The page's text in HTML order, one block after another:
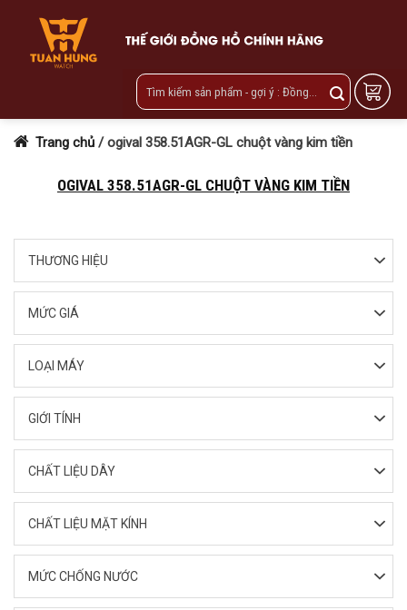
content
Trang chủ /ogival 358.51AGR-GL chuột vàng kim tiền
OGIVAL 358.51AGR-GL CHUỘT VÀNG KIM TIỀN
THƯƠNG HIỆU
MỨC GIÁ
LOẠI MÁY
GIỚI TÍNH
CHẤT LIỆU DÂY
CHẤT LIỆU MẶT KÍNH
MỨC CHỐNG NƯỚC